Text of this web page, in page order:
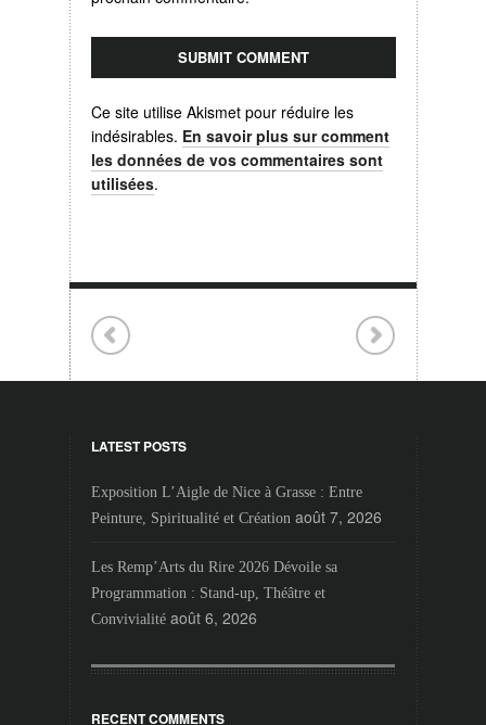
Ce site utilise Akismet pour réduire les
indésirables. En savoir plus sur comment
les données de vos commentaires sont
utilisées.
LATEST POSTS
Exposition L’Aigle de Nice à Grasse : Entre
Peinture, Spiritualité et Création août 7, 2026
Les Remp’Arts du Rire 2026 Dévoile sa
Programmation : Stand-up, Théâtre et
Convivialité août 6, 2026
RECENT COMMENTS